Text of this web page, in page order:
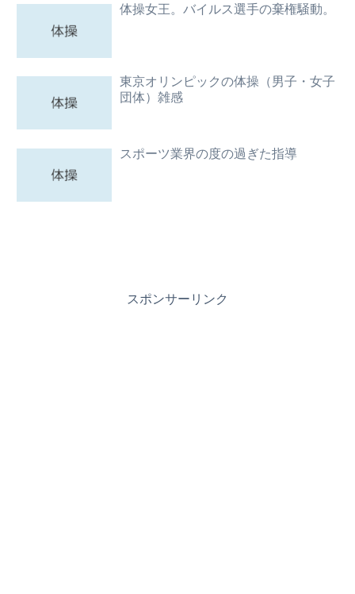
体操女王。バイルス選手の棄権騒動。
東京オリンピックの体操（男子・女子
団体）雑感
スポーツ業界の度の過ぎた指導
スポンサーリンク